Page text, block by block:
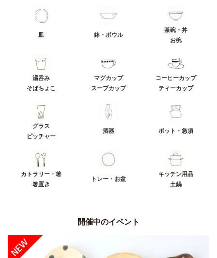
皿 鉢・ボウル
茶碗・丼
お椀
湯呑み
そばちょこ
マグカップ
スープカップ
コーヒーカップ
ティーカップ
グラス
ピッチャー
酒器 ポット・急須
カトラリー・箸
箸置き
トレー・お盆
キッチン用品
土鍋
開催中のイベント